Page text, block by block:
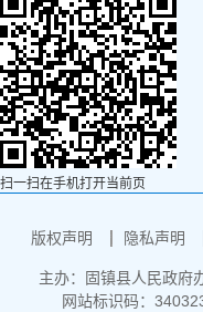
扫一扫在手机打开当前页
版权声明 隐私声明
主办：固镇县人民政府
网站标识码：